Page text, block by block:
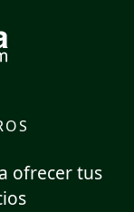
ofrecer tus